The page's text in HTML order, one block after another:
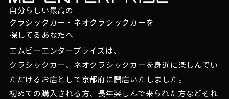
自分らしい最高の
クラシックカー・ネオクラシックカーを
探してるあなたへ
エムビーエンタープライズは、
クラシックカー、ネオクラシックカーを身近に楽しんでい
ただけるお店として京都府に開店いたしました。
初めての購入される方、長年楽しんで来られた方などそれ